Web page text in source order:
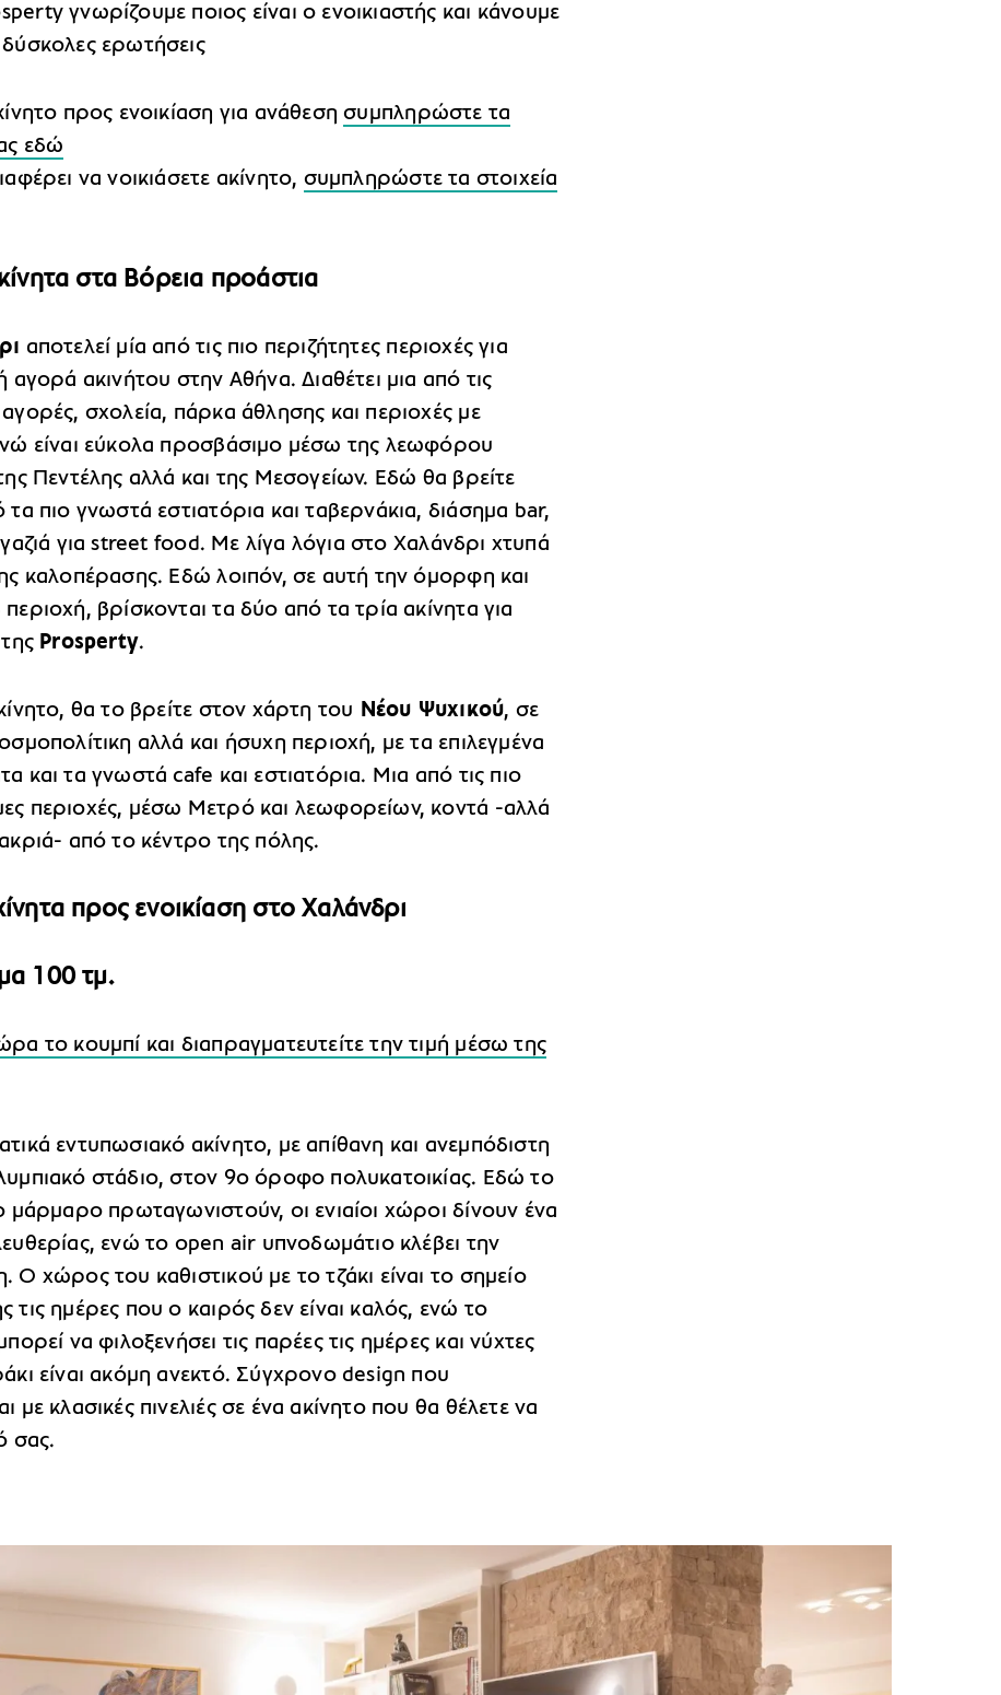
γνωρίζουμε ποιος είναι ο ενοικιαστής και κάνουμε
δύσκολες ερωτήσεις
προς ενοικίαση για ανάθεσησυμπληρώστε τα
εδώ
να νοικιάσετε ακίνητο, συμπληρώστε τα στοιχεία
στα Βόρεια προάστια
αποτελεί μία από τις πιο περιζήτητες περιοχές για
αγορά ακινήτου στην Αθήνα. Διαθέτει μια από τις
σχολεία, πάρκα άθλησης και περιοχές με
είναι εύκολα προσβάσιμο μέσω της λεωφόρου
Πεντέλης αλλά και της Μεσογείων. Εδώ θα βρείτε
τα πιο γνωστά εστιατόρια και ταβερνάκια, διάσημα bar,
για street food. Με λίγα λόγια στο Χαλάνδρι χτυπά
καλοπέρασης. Εδώ λοιπόν, σε αυτή την όμορφη και
βρίσκονται τα δύο από τα τρία ακίνητα για
Prosperty.
θα το βρείτε στον χάρτη του Νέου Ψυχικού, σε
αλλά και ήσυχη περιοχή, με τα επιλεγμένα
και τα γνωστά cafe και εστιατόρια. Μια από τις πιο
περιοχές, μέσω Μετρό και λεωφορείων, κοντά -αλλά
από το κέντρο της πόλης.
προς ενοικίαση στο Χαλάνδρι
100 τμ.
το κουμπί και διαπραγματευτείτε την τιμή μέσω της
εντυπωσιακό ακίνητο, με απίθανη και ανεμπόδιστη
στάδιο, στον 9ο όροφο πολυκατοικίας. Εδώ το
μάρμαρο πρωταγωνιστούν, οι ενιαίοι χώροι δίνουν ένα
ενώ το open air υπνοδωμάτιο κλέβει την
Ο χώρος του καθιστικού με το τζάκι είναι το σημείο
τις ημέρες που ο καιρός δεν είναι καλός, ενώ το
να φιλοξενήσει τις παρέες τις ημέρες και νύχτες
είναι ακόμη ανεκτό. Σύγχρονο design που
με κλασικές πινελιές σε ένα ακίνητο που θα θέλετε να
σας.